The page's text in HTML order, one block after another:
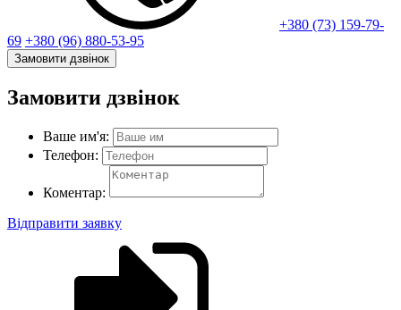
+380 (73) 159-79-
69 +380 (96) 880-53-95
Замовити дзвінок
Замовити дзвінок
Ваше им'я:
Телефон:
Коментар:
Відправити заявку